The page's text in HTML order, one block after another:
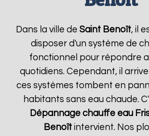
Dans la ville de Saint Benoît, il
disposer d'un système de
fonctionnel pour répondre
quotidiens. Cependant, il
ces systèmes tombent en
habitants sans eau chaude.
Dépannage chauffe eau
Benoît intervient. Nos